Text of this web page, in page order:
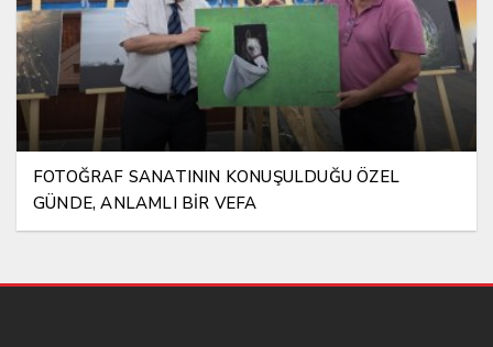
FOTOĞRAF SANATININ KONUŞULDUĞU ÖZEL
GÜNDE, ANLAMLI BİR VEFA